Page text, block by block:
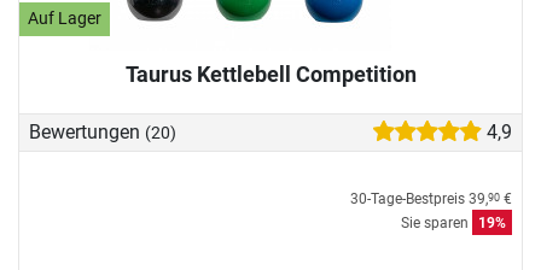
Auf Lager
Taurus Kettlebell Competition
Bewertungen (20) 4,9
30-Tage-Bestpreis 39,90 €
Sie sparen
19%